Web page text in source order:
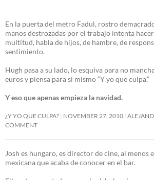
En la puerta del metro Fadul, rostro
manos destrozadas por el trabajo intenta
multitud, habla de hijos, de hambre, de
sentimiento.
Hugh pasa a su lado, lo esquiva para no
euros y piensa para si mismo “Y yo que culpa.”
Y eso que apenas empieza la navidad.
¿Y YO QUE CULPA? NOVEMBER 27, 2010
COMMENT
Josh es hungaro, es director de cine, al menos
mexicana que acaba de conocer en el bar.